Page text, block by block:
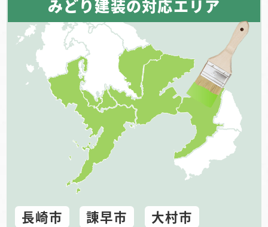
みどり建装の対応エリア
長崎市 諌早市
大村市